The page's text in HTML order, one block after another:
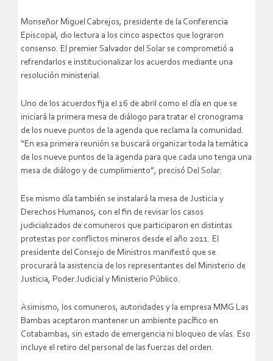
Monseñor Miguel Cabrejos, presidente de la Conferencia
Episcopal, dio lectura a los cinco aspectos que lograron
consenso. El premier Salvador del Solar se comprometió a
refrendarlos e institucionalizar los acuerdos mediante una
resolución ministerial.
Uno de los acuerdos fija el 16 de abril como el día en que se
iniciará la primera mesa de diálogo para tratar el cronograma
de los nueve puntos de la agenda que reclama la comunidad.
“En esa primera reunión se buscará organizar toda la temática
de los nueve puntos de la agenda para que cada uno tenga una
mesa de diálogo y de cumplimiento”, precisó Del Solar.
Ese mismo día también se instalará la mesa de Justicia y
Derechos Humanos, con el fin de revisar los casos
judicializados de comuneros que participaron en distintas
protestas por conflictos mineros desde el año 2011. El
presidente del Consejo de Ministros manifestó que se
procurará la asistencia de los representantes del Ministerio de
Justicia, Poder Judicial y Ministerio Público.
Asimismo, los comuneros, autoridades y la empresa MMG Las
Bambas aceptaron mantener un ambiente pacífico en
Cotabambas, sin estado de emergencia ni bloqueo de vías. Eso
incluye el retiro del personal de las fuerzas del orden.